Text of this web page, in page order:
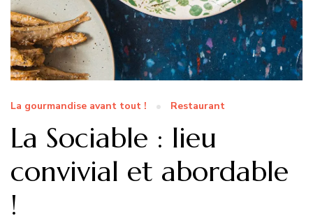
La gourmandise avant tout ! Restaurant
La Sociable : lieu
convivial et abordable
!